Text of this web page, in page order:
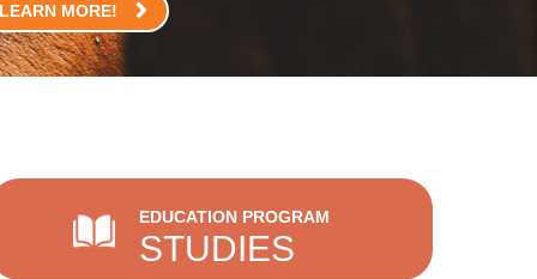
LEARN MORE!
EDUCATION PROGRAM
STUDIES